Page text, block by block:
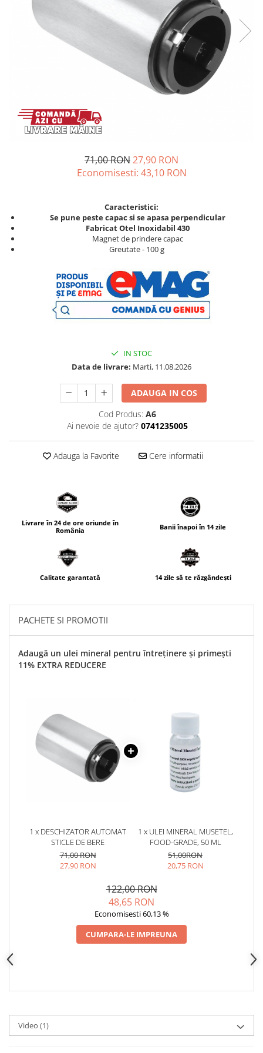
71,00 RON27,90 RON
Economisesti: 43,10 RON
Caracteristici:
Se pune peste capac si se apasa perpendicular
Fabricat Otel Inoxidabil 430
Magnet de prindere capac
Greutate - 100 g​ ​​​​​
IN STOC
Data de livrare: Marti, 11.08.2026
ADAUGA IN COS
Cod Produs: A6
Ai nevoie de ajutor? 0741235005
Adauga la Favorite Cere informatii
Livrare în 24 de ore oriunde în
România
Banii înapoi în 14 zile
Calitate garantată 14 zile să te răzgândești
PACHETE SI PROMOTII
Adaugă un ulei mineral pentru întreținere și primești
11% EXTRA REDUCERE
1 x DESCHIZATOR AUTOMAT
STICLE DE BERE
71,00 RON
27,90 RON
1 x ULEI MINERAL MUSETEL,
FOOD-GRADE, 50 ML
51,00RON
20,75 RON
122,00 RON
48,65 RON
Economisesti 60,13 %
CUMPARA-LE IMPREUNA
Video (1)